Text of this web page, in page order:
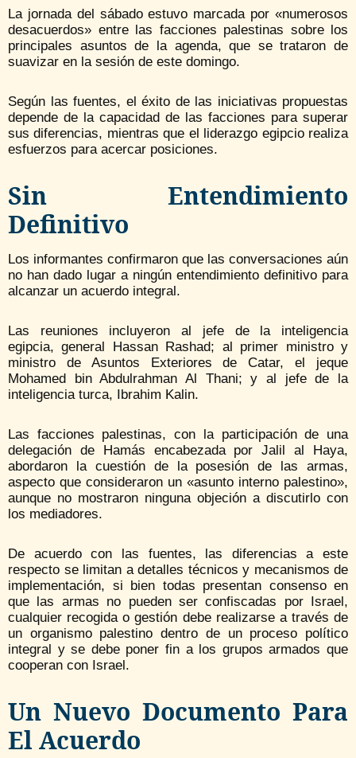
La jornada del sábado estuvo marcada por «numerosos
desacuerdos» entre las facciones palestinas sobre los
principales asuntos de la agenda, que se trataron de
suavizar en la sesión de este domingo.
Según las fuentes, el éxito de las iniciativas propuestas
depende de la capacidad de las facciones para superar
sus diferencias, mientras que el liderazgo egipcio realiza
esfuerzos para acercar posiciones.
Sin Entendimiento
Definitivo
Los informantes confirmaron que las conversaciones aún
no han dado lugar a ningún entendimiento definitivo para
alcanzar un acuerdo integral.
Las reuniones incluyeron al jefe de la inteligencia
egipcia, general Hassan Rashad; al primer ministro y
ministro de Asuntos Exteriores de Catar, el jeque
Mohamed bin Abdulrahman Al Thani; y al jefe de la
inteligencia turca, Ibrahim Kalin.
Las facciones palestinas, con la participación de una
delegación de Hamás encabezada por Jalil al Haya,
abordaron la cuestión de la posesión de las armas,
aspecto que consideraron un «asunto interno palestino»,
aunque no mostraron ninguna objeción a discutirlo con
los mediadores.
De acuerdo con las fuentes, las diferencias a este
respecto se limitan a detalles técnicos y mecanismos de
implementación, si bien todas presentan consenso en
que las armas no pueden ser confiscadas por Israel,
cualquier recogida o gestión debe realizarse a través de
un organismo palestino dentro de un proceso político
integral y se debe poner fin a los grupos armados que
cooperan con Israel.
Un Nuevo Documento Para
El Acuerdo